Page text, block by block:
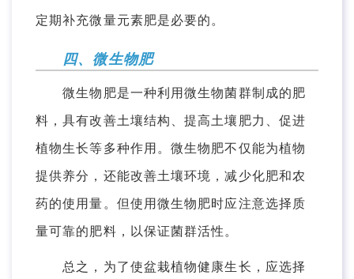
定期补充微量元素肥是必要的。
四、微生物肥
微生物肥是一种利用微生物菌群制成的肥
料，具有改善土壤结构、提高土壤肥力、促进
植物生长等多种作用。微生物肥不仅能为植物
提供养分，还能改善土壤环境，减少化肥和农
药的使用量。但使用微生物肥时应注意选择质
量可靠的肥料，以保证菌群活性。
总之，为了使盆栽植物健康生长，应选择